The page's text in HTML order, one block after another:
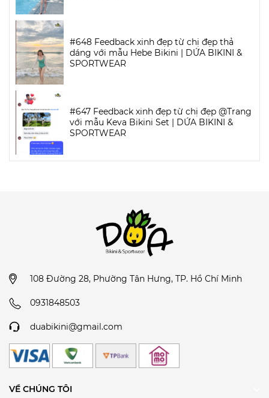
#648 Feedback xinh đẹp từ chị đẹp thả
dáng với mẫu Hebe Bikini | DỨA BIKINI &
SPORTWEAR
#647 Feedback xinh đẹp từ chị đẹp @Trang
với mẫu Keva Bikini Set | DỨA BIKINI &
SPORTWEAR
108 Đường 28, Phường Tân Hưng, TP. Hồ Chí Minh
0931848503
duabikini@gmail.com
VỀ CHÚNG TÔI